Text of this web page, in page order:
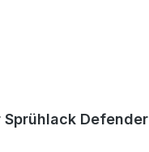
Sprühlack Defender